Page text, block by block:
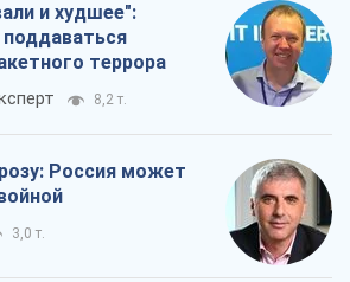
и худшее":
террора
8,2 т.
Россия может
3,0 т.